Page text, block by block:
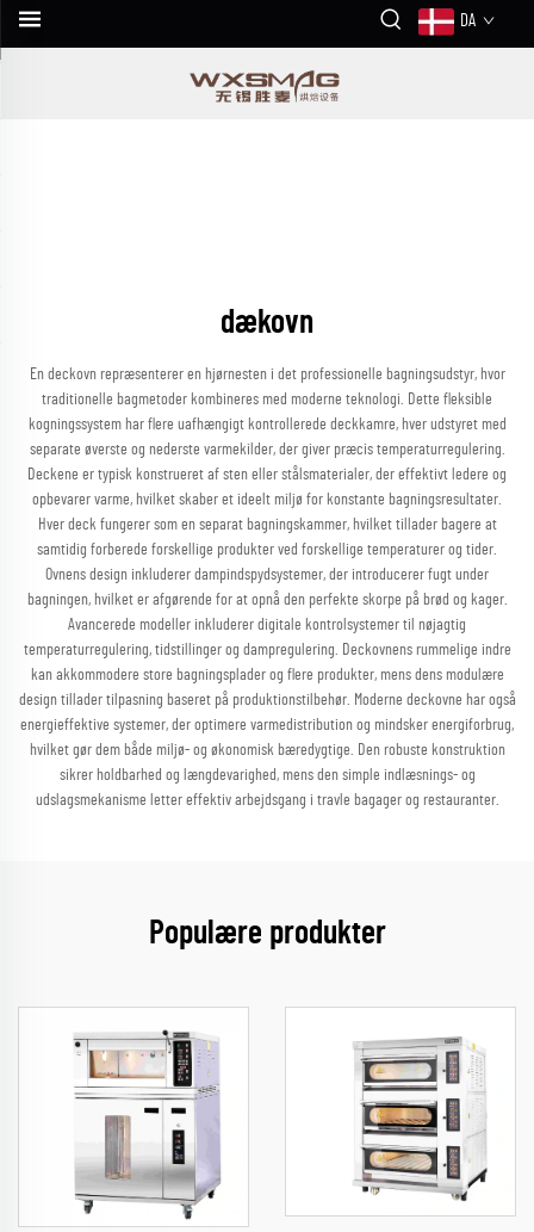
DA
dækovn
En deckovn repræsenterer en hjørnesten i det professionelle bagningsudstyr, hvor
traditionelle bagmetoder kombineres med moderne teknologi. Dette fleksible
kogningssystem har flere uafhængigt kontrollerede deckkamre, hver udstyret med
separate øverste og nederste varmekilder, der giver præcis temperaturregulering.
Deckene er typisk konstrueret af sten eller stålsmaterialer, der effektivt ledere og
opbevarer varme, hvilket skaber et ideelt miljø for konstante bagningsresultater.
Hver deck fungerer som en separat bagningskammer, hvilket tillader bagere at
samtidig forberede forskellige produkter ved forskellige temperaturer og tider.
Ovnens design inkluderer dampindspydsystemer, der introducerer fugt under
bagningen, hvilket er afgørende for at opnå den perfekte skorpe på brød og kager.
Avancerede modeller inkluderer digitale kontrolsystemer til nøjagtig
temperaturregulering, tidstillinger og dampregulering. Deckovnens rummelige indre
kan akkommodere store bagningsplader og flere produkter, mens dens modulære
design tillader tilpasning baseret på produktionstilbehør. Moderne deckovne har også
energieffektive systemer, der optimere varmedistribution og mindsker energiforbrug,
hvilket gør dem både miljø- og økonomisk bæredygtige. Den robuste konstruktion
sikrer holdbarhed og længdevarighed, mens den simple indlæsnings- og
udslagsmekanisme letter effektiv arbejdsgang i travle bagager og restauranter.
Populære produkter